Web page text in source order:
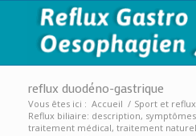
reflux duodéno-gastrique
Vous êtes ici : Accueil / Sport et reflux
Reflux biliaire: description,
traitement médical, traitement naturel